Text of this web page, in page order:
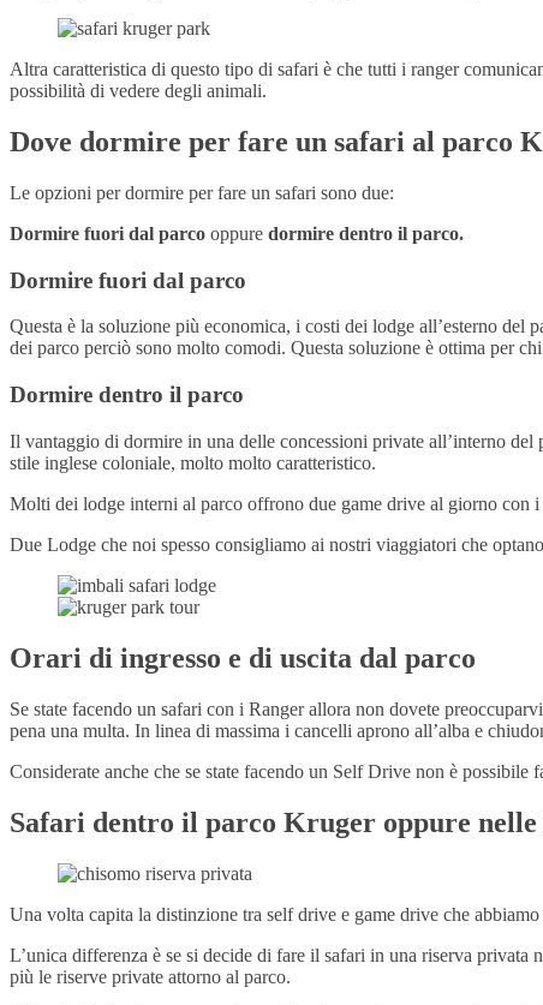
Altra caratteristica di questo tipo di safari è che tutti i ranger
possibilità di vedere degli animali.
Dove dormire per fare un safari al parco
Le opzioni per dormire per fare un safari sono due:
Dormire fuori dal parco oppure dormire dentro il parco.
Dormire fuori dal parco
Questa è la soluzione più economica, i costi dei lodge all’esterno
dei parco perciò sono molto comodi. Questa soluzione è ottima per
Dormire dentro il parco
Il vantaggio di dormire in una delle concessioni private all’interno del
stile inglese coloniale, molto molto caratteristico.
Molti dei lodge interni al parco offrono due game drive al giorno con i
Due Lodge che noi spesso consigliamo ai nostri viaggiatori che
Orari di ingresso e di uscita dal parco
Se state facendo un safari con i Ranger allora non dovete
pena una multa. In linea di massima i cancelli aprono all’alba e
Considerate anche che se state facendo un Self Drive non è
Safari dentro il parco Kruger oppure
Una volta capita la distinzione tra self drive e game drive che
L’unica differenza è se si decide di fare il safari in una riserva
più le riserve private attorno al parco.